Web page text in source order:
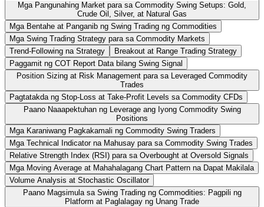
Mga Pangunahing Market para sa Commodity Swing Setups: Gold,
Crude Oil, Silver, at Natural Gas
Mga Bentahe at Panganib ng Swing Trading ng Commodities
Mga Swing Trading Strategy para sa Commodity Markets
Trend-Following na Strategy
Breakout at Range Trading Strategy
Paggamit ng COT Report Data bilang Swing Signal
Position Sizing at Risk Management para sa Leveraged Commodity
Trades
Pagtatakda ng Stop-Loss at Take-Profit Levels sa Commodity CFDs
Paano Naaapektuhan ng Leverage ang Iyong Commodity Swing
Positions
Mga Karaniwang Pagkakamali ng Commodity Swing Traders
Mga Technical Indicator na Mahusay para sa Commodity Swing Trades
Relative Strength Index (RSI) para sa Overbought at Oversold Signals
Mga Moving Average at Mahahalagang Chart Pattern na Dapat Makilala
Volume Analysis at Stochastic Oscillator
Paano Magsimula sa Swing Trading ng Commodities: Pagpili ng
Platform at Paglalagay ng Unang Trade